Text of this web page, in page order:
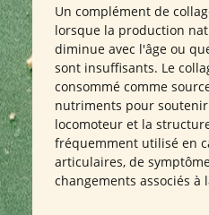
Un complément de
lorsque la production
diminue avec l'âge ou
sont insuffisants. Le
consommé comme
nutriments pour
locomoteur et la
fréquemment utilisé en
articulaires, de
changements associés à